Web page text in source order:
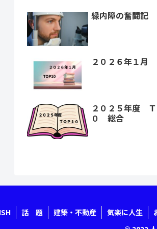
緑内障の奮闘記
２０２６年１月
２０２５年度 Ｔ
０ 総合
話 題 建築・不動産 気楽に人生